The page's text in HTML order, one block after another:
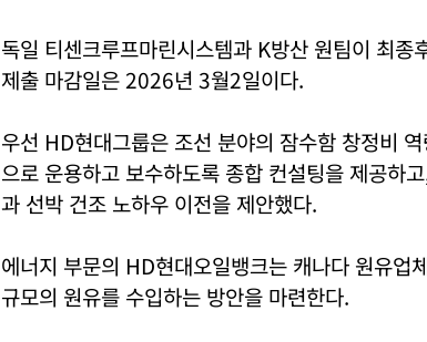
독일 티센크루프마린시스템과 K방산 원팀이 최
제출 마감일은 2026년 3월2일이다.
우선 HD현대그룹은 조선 분야의 잠수함 창정비
으로 운용하고 보수하도록 종합 컨설팅을 제공하
과 선박 건조 노하우 이전을 제안했다.
에너지 부문의 HD현대오일뱅크는 캐나다 원유업
규모의 원유를 수입하는 방안을 마련한다.